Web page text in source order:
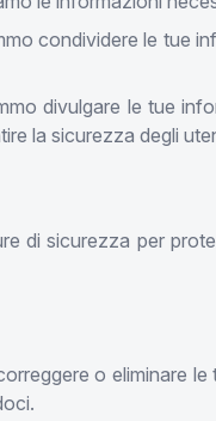
condividere le tue
divulgare le tue
la sicurezza degli
di sicurezza per
o eliminare